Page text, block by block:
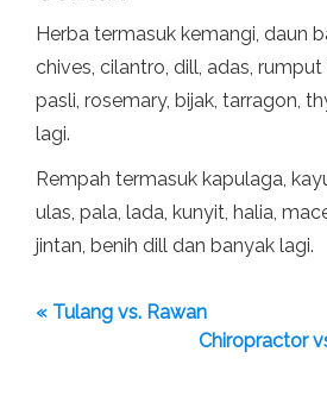
Herba termasuk kemangi, daun
chives, cilantro, dill, adas, rumput
pasli, rosemary, bijak, tarragon,
lagi.
Rempah termasuk kapulaga,
ulas, pala, lada, kunyit, halia,
jintan, benih dill dan banyak lagi.
« Tulang vs. Rawan
Chiropractor